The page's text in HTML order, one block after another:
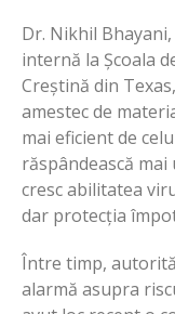
Dr. Nikhil
internă la Școala
Creștină din
amestec de
mai eficient de
răspândească
cresc abilitatea
dar protecția
Între timp,
alarmă asupra